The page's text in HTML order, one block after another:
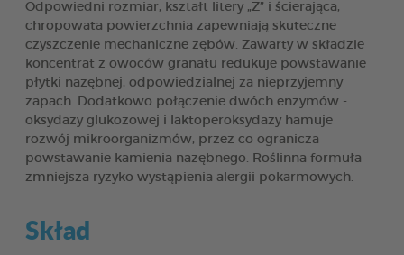
Odpowiedni rozmiar, kształt litery „Z” i ścierająca,
chropowata powierzchnia zapewniają skuteczne
czyszczenie mechaniczne zębów. Zawarty w składzie
koncentrat z owoców granatu redukuje powstawanie
płytki nazębnej, odpowiedzialnej za nieprzyjemny
zapach. Dodatkowo połączenie dwóch enzymów -
oksydazy glukozowej i laktoperoksydazy hamuje
rozwój mikroorganizmów, przez co ogranicza
powstawanie kamienia nazębnego. Roślinna formuła
zmniejsza ryzyko wystąpienia alergii pokarmowych.
Skład